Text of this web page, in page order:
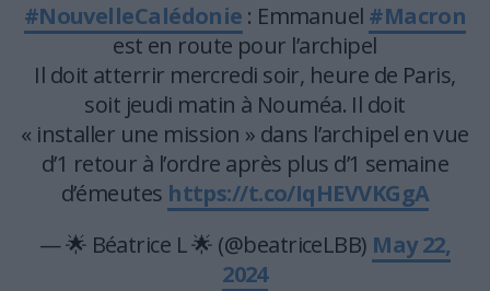
#NouvelleCalédonie : Emmanuel #Macron
est en route pour l’archipel
Il doit atterrir mercredi soir, heure de Paris,
soit jeudi matin à Nouméa. Il doit
« installer une mission » dans l’archipel en vue
d’1 retour à l’ordre après plus d’1 semaine
d’émeutes https://t.co/IqHEVVKGgA
— 🌟 Béatrice L 🌟 (@beatriceLBB) May 22,
2024